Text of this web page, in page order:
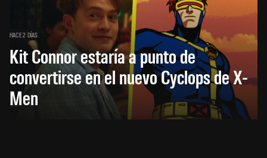
HACE 2 DÍAS
Kit Connor estaría a punto de
convertirse en el nuevo Cyclops de X-
Men